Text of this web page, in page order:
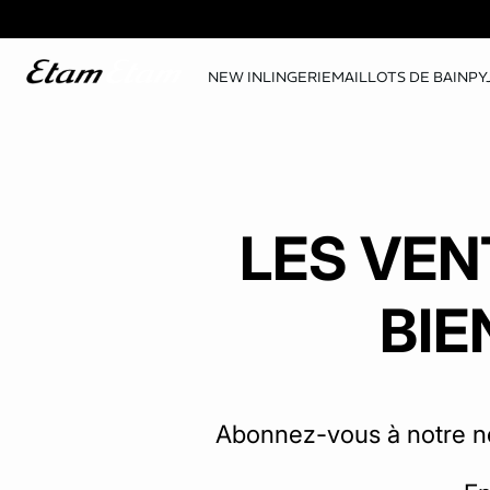
NEW INLINGERIEMAILLOTS DE BAIN
LES
Abonnez-vous à notre